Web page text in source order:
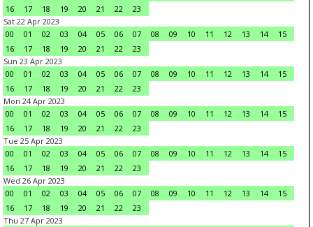
16
17 18 19 20 21 22
23
Sat 22 Apr 2023
00
01 02 03 04 05 06 07 08 09 10 11 12 13 14
15
16
17 18 19 20 21 22
23
Sun 23 Apr 2023
00
01 02 03 04 05 06 07 08 09 10 11 12 13 14
15
16
17 18 19 20 21 22
23
Mon 24 Apr 2023
00
01 02 03 04 05 06 07 08 09 10 11 12 13 14
15
16
17 18 19 20 21 22
23
Tue 25 Apr 2023
00
01 02 03 04 05 06 07 08 09 10 11 12 13 14
15
16
17 18 19 20 21 22
23
Wed 26 Apr 2023
00
01 02 03 04 05 06 07 08 09 10 11 12 13 14
15
16
17 18 19 20 21 22
23
Thu 27 Apr 2023